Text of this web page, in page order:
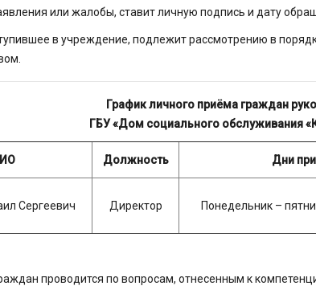
или жалобы, ставит личную подпись и дату
в учреждение, подлежит рассмотрению в
График личного приёма граждан
ГБУ «Дом социального обслуживания
Должность Дни
Сергеевич Директор Понедельник –
проводится по вопросам, отнесенным к